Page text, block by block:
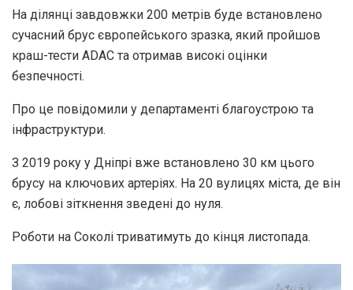
На ділянці завдовжки 200 метрів буде встановлено
сучасний брус європейського зразка, який пройшов
краш-тести ADAC та отримав високі оцінки
безпечності.
Про це повідомили у департаменті благоустрою та
інфраструктури.
З 2019 року у Дніпрі вже встановлено 30 км цього
брусу на ключових артеріях. На 20 вулицях міста, де він
є, лобові зіткнення зведені до нуля.
Роботи на Соколі триватимуть до кінця листопада.